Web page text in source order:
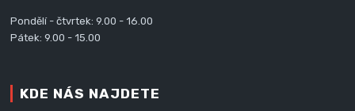
Pondělí - čtvrtek: 9.00 - 16.00
Pátek: 9.00 - 15.00
KDE NÁS NAJDETE